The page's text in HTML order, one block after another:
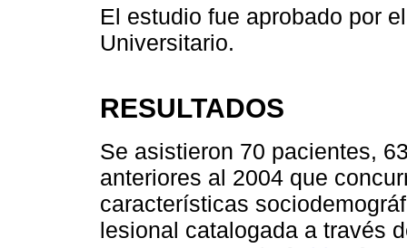
El estudio fue aprobado por
Universitario.
RESULTADOS
Se asistieron 70 pacientes,
anteriores al 2004 que
características
lesional catalogada a través